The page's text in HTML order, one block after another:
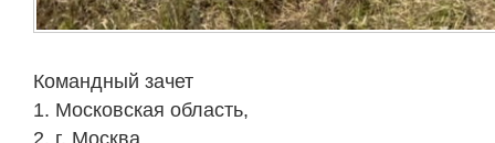
Командный зачет
1. Московская область,